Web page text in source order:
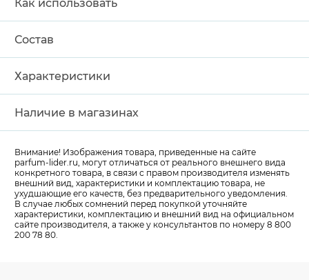
Как использовать
Состав
Характеристики
Наличие в магазинах
Внимание! Изображения товара, приведенные на сайте
parfum-lider.ru, могут отличаться от реального внешнего вида
конкретного товара, в связи с правом производителя изменять
внешний вид, характеристики и комплектацию товара, не
ухудшающие его качеств, без предварительного уведомления.
В случае любых сомнений перед покупкой уточняйте
характеристики, комплектацию и внешний вид на официальном
сайте производителя, а также у консультантов по номеру 8 800
200 78 80.